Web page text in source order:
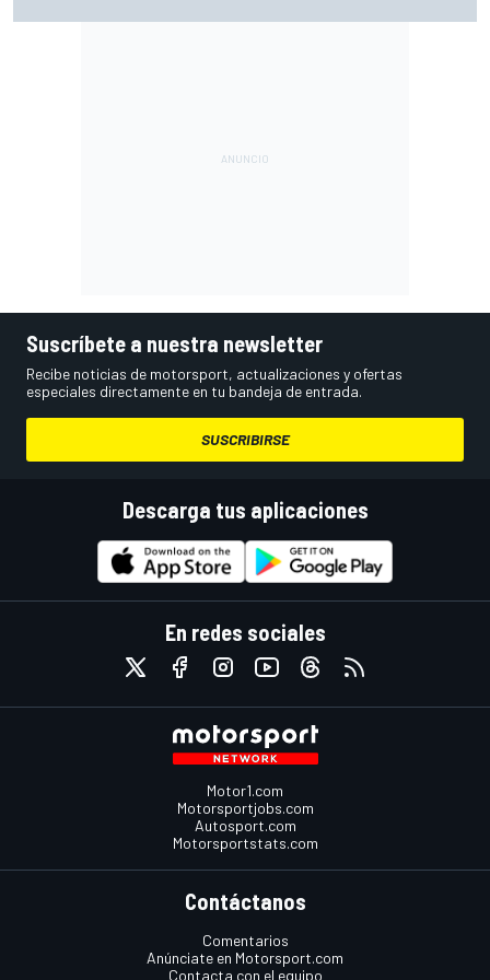
Suscríbete a nuestra newsletter
Recibe noticias de motorsport, actualizaciones y ofertas
especiales directamente en tu bandeja de entrada.
SUSCRIBIRSE
Descarga tus aplicaciones
En redes sociales
Motor1.com
Motorsportjobs.com
Autosport.com
Motorsportstats.com
Contáctanos
Comentarios
Anúnciate en Motorsport.com
Contacta con el equipo